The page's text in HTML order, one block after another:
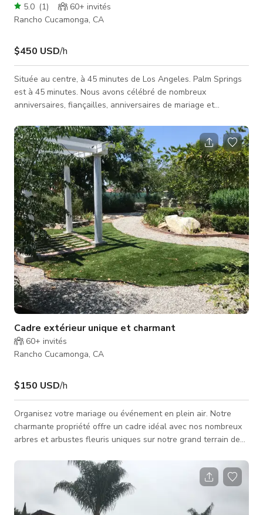
5.0 (1) 60+ invités
Rancho Cucamonga, CA
$450 USD/h
Située au centre, à 45 minutes de Los Angeles. Palm Springs
est à 45 minutes. Nous avons célébré de nombreux
anniversaires, fiançailles, anniversaires de mariage et
quelques scènes dans un film.
Cadre extérieur unique et charmant
60+ invités
Rancho Cucamonga, CA
$150 USD/h
Organisez votre mariage ou événement en plein air. Notre
charmante propriété offre un cadre idéal avec nos nombreux
arbres et arbustes fleuris uniques sur notre grand terrain de
fête toute la nuit. Profitez de notre cadre de jardin anglais ou
apportez un zoo pour enfants pour la fête d'anniversaire en
plein air de votre petit. Au coucher du soleil, faites griller vos
guimauves près de notre grand foyer extérieur. Vous devez